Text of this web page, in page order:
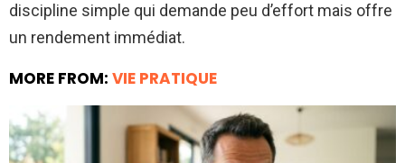
discipline simple qui demande peu d’effort mais offre
un rendement immédiat.
MORE FROM: VIE PRATIQUE